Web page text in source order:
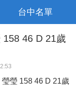
台中名單
46 D 21歲
瑩瑩 158 46 D 21歲